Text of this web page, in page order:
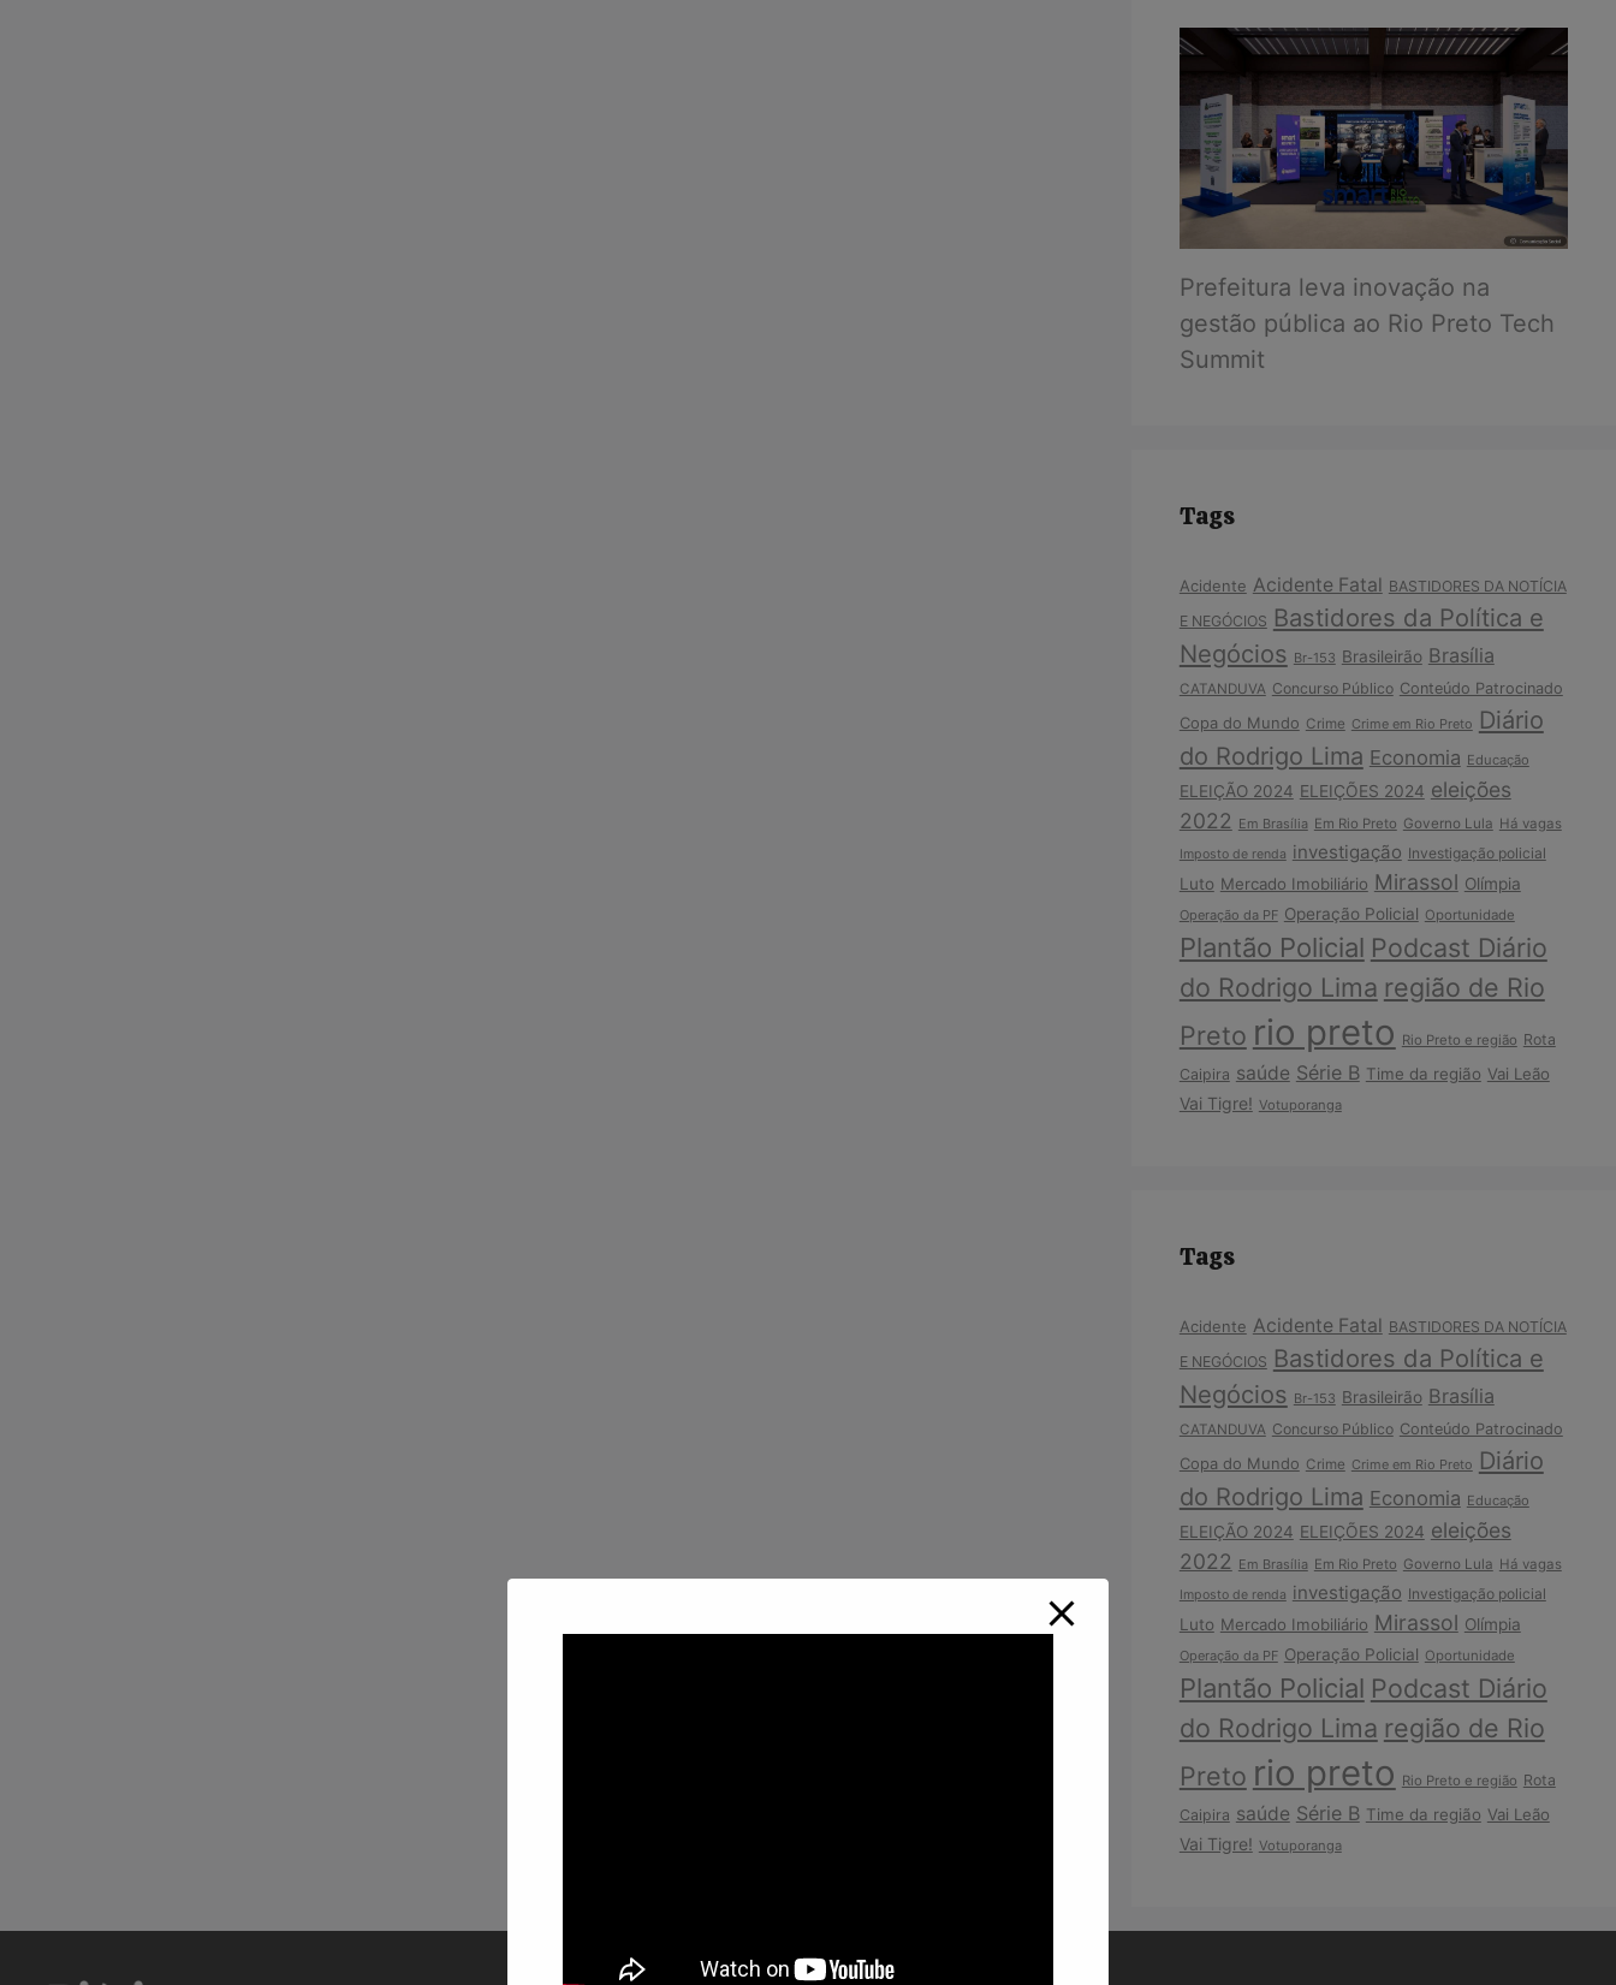
Prefeitura leva inovação na
gestão pública ao Rio Preto Tech
Summit
Tags
Acidente Acidente Fatal BASTIDORES DA NOTÍCIA
E NEGÓCIOS Bastidores da Política e
Negócios Br-153 Brasileirão Brasília
CATANDUVA Concurso Público Conteúdo Patrocinado
Copa do Mundo Crime Crime em Rio Preto Diário
do Rodrigo Lima Economia Educação
ELEIÇÃO 2024 ELEIÇÕES 2024 eleições
2022 Em Brasília Em Rio Preto Governo Lula Há vagas
Imposto de renda investigação Investigação policial
Luto Mercado Imobiliário Mirassol Olímpia
Operação da PF Operação Policial Oportunidade
Plantão Policial Podcast Diário
do Rodrigo Lima região de Rio
Preto rio preto Rio Preto e região Rota
Caipira saúde Série B Time da região Vai Leão
Vai Tigre! Votuporanga
Tags
Acidente Acidente Fatal BASTIDORES DA NOTÍCIA
E NEGÓCIOS Bastidores da Política e
Negócios Br-153 Brasileirão Brasília
CATANDUVA Concurso Público Conteúdo Patrocinado
Copa do Mundo Crime Crime em Rio Preto Diário
do Rodrigo Lima Economia Educação
ELEIÇÃO 2024 ELEIÇÕES 2024 eleições
2022 Em Brasília Em Rio Preto Governo Lula Há vagas
Imposto de renda investigação Investigação policial
Luto Mercado Imobiliário Mirassol Olímpia
Operação da PF Operação Policial Oportunidade
Plantão Policial Podcast Diário
do Rodrigo Lima região de Rio
Preto rio preto Rio Preto e região Rota
Caipira saúde Série B Time da região Vai Leão
Vai Tigre! Votuporanga